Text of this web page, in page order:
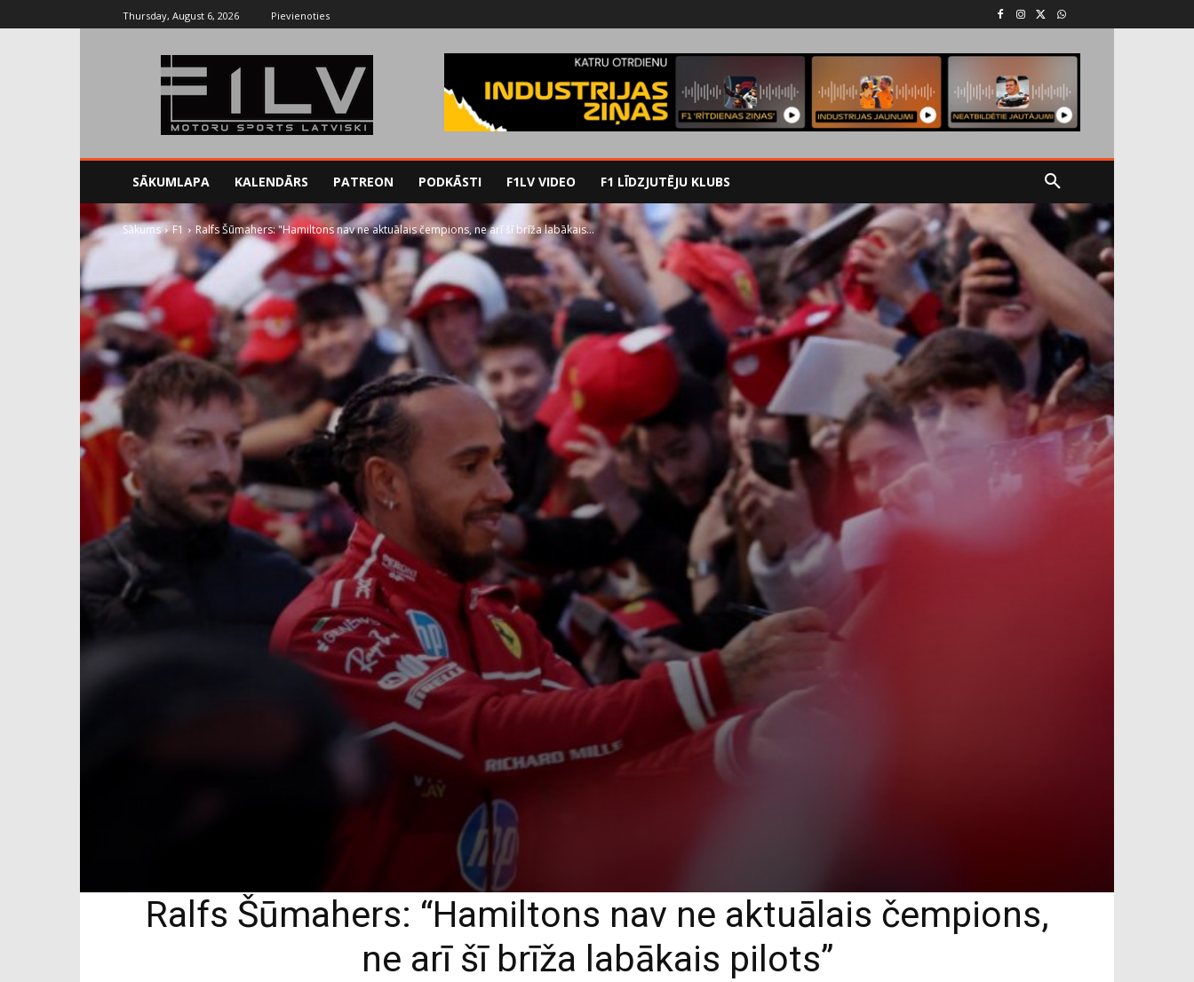
Thursday, August 6, 2026 Pievienoties
SĀKUMLAPA KALENDĀRS PATREON PODKĀSTI F1LV VIDEO F1 LĪDZJUTĒJU KLUBS
Sākums F1 Ralfs Šūmahers: "Hamiltons nav ne aktuālais čempions, ne arī šī brīža labākais...
Ralfs Šūmahers: “Hamiltons nav ne aktuālais čempions,
ne arī šī brīža labākais pilots”